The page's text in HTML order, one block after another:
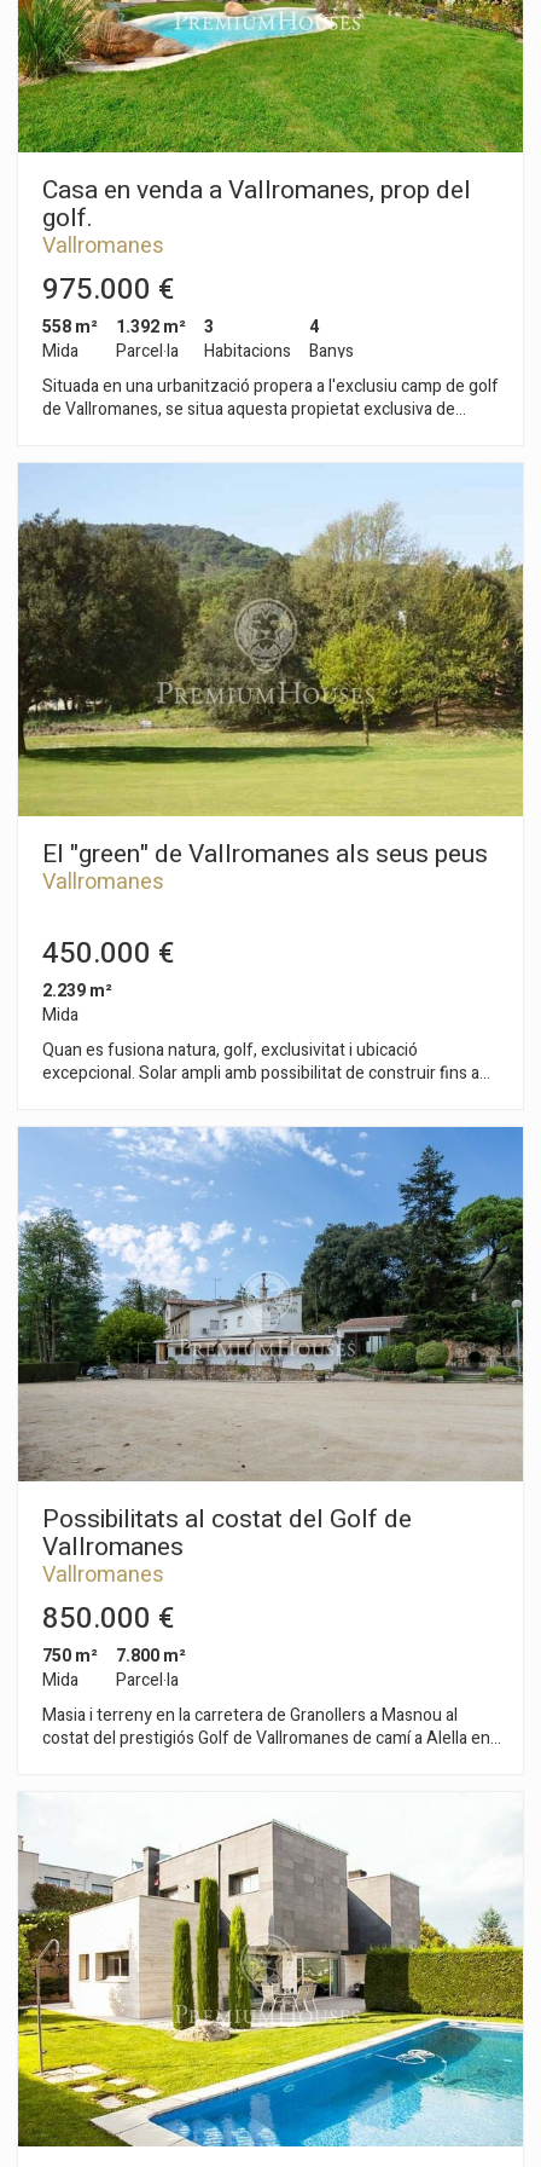
terrassa hi ha 2 habitacions, 1 bany, 1 saló, 1 cuina i 1
menjador. En una altra zona de l'ampli terreny hi ha 2
magatzems de 331m2, picador de 30x15 i 3 boxs de 42m2
per a cavalls. Es tracta d'una finca a l'entrada del Golf i amb
infinites possibilitats.
Casa en venda a Vallromanes, prop del
golf.
Vallromanes
975.000 €
558 m²
Mida
1.392 m²
Parcel·la
3
Habitacions
4
Banys
Situada en una urbanització propera a l'exclusiu camp de golf
de Vallromanes, se situa aquesta propietat exclusiva de
hi ha un gimnàs amb sauna i bany complet, zona de billar i un
espectacular celler. En la planta baixa se situa el saló-
menjador amb un pati interior amb entrada de llum natural,
cuina office, zona de rentat, 2 suites i sortides cap al jardí on
se situa una excel·lent piscina climatitzada amb cascada
d'aigua. En la planta superior una zona d'estudi o despatx i
una excel·lent suite principal amb sortida a una terrassa de
113 m2. Amb tot tipus de comoditats és una casa que té tot el
que es necessita per a una vida plena de luxe.
El "green" de Vallromanes als seus peus
Vallromanes
450.000 €
2.239 m²
Mida
Quan es fusiona natura, golf, exclusivitat i ubicació
excepcional. Solar ampli amb possibilitat de construir fins a
Vistes àmplies i panoràmiques li confereixen sensació de
benestar i alhora privacitat. Compta amb tots els serveis a peu
de parcel·la.
Possibilitats al costat del Golf de
Vallromanes
Vallromanes
850.000 €
750 m²
Mida
7.800 m²
Parcel·la
Masia i terreny en la carretera de Granollers a Masnou al
costat del prestigiós Golf de Vallromanes de camí a Alella en
amb la costa de Barcelona per la C-32. Ideal per rendibilitat
d’un negoci en una zona residencial, gastronòmica, amb golf,
hípica i prop del mar.